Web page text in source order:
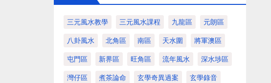
三元風水教學 三元風水課程 九龍區 元朗區
八卦風水 北角區 南區 天水圍 將軍澳區
屯門區 新界區 旺角區 流年風水 深水埗區
灣仔區 煮茶論命 玄學奇異過案 玄學錄音